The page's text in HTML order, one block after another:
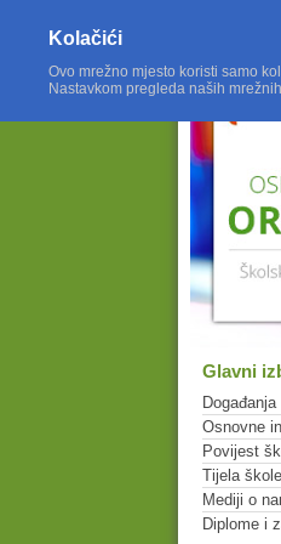
Glavni
Događanja
Osnovne
Povijest
Tijela škole
Mediji o
Diplome i
Kolačići
Ovo mrežno mjesto koristi samo
Nastavkom pregleda naših